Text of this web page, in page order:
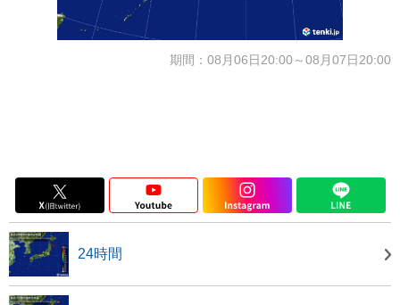
期間：08月06日20:00～08月07日20:00
24時間